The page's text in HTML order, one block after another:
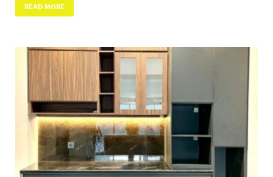
READ MORE